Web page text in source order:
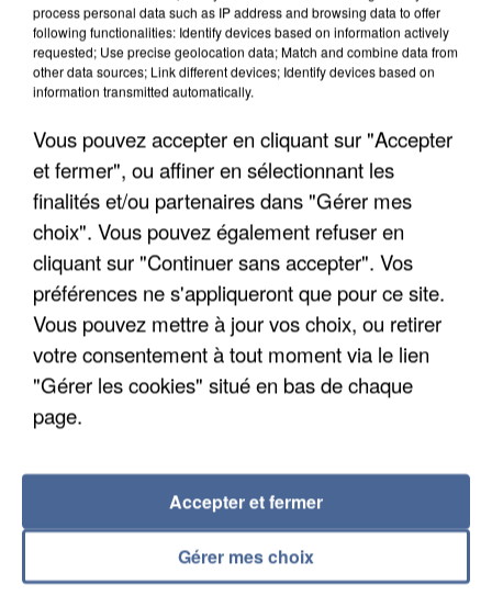
IL TUE SON FILS ET ENVOIE DES PHOTOS À SON
EX-COMPAGNE À NICE
process personal data such as IP address and browsing data to offer
following functionalities: Identify devices based on information actively
requested; Use precise geolocation data; Match and combine data from
other data sources; Link different devices; Identify devices based on
information transmitted automatically.
Vous pouvez accepter en cliquant sur "Accepter
et fermer", ou affiner en sélectionnant les
finalités et/ou partenaires dans "Gérer mes
choix". Vous pouvez également refuser en
cliquant sur "Continuer sans accepter". Vos
préférences ne s'appliqueront que pour ce site.
Vous pouvez mettre à jour vos choix, ou retirer
votre consentement à tout moment via le lien
"Gérer les cookies" situé en bas de chaque
page.
Gérer mes choix
Accepter et fermer